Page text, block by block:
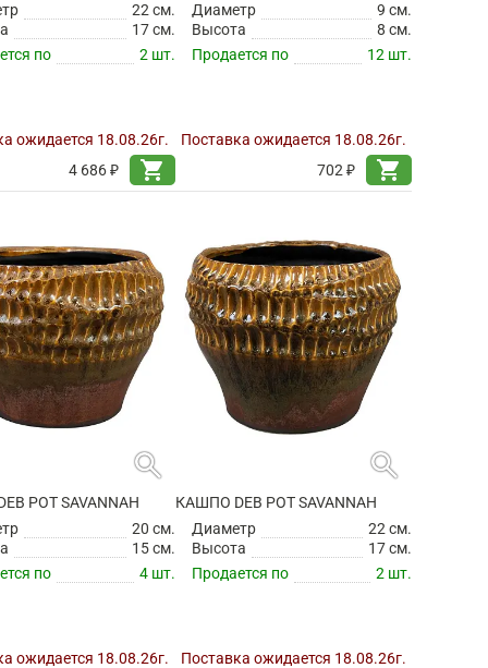
22 см.
17 см.
по
2 шт.
ожидается 18.08.26г.
4 686 ₽
shopping_cart
Диаметр
9 см.
Высота
8 см.
Продается по
12 шт.
Поставка ожидается 18.08.26г.
702 ₽
shopping_cart
search
POT SAVANNAH
20 см.
15 см.
по
4 шт.
ожидается 18.08.26г.
search
КАШПО DEB POT SAVANNAH
Диаметр
22 см.
Высота
17 см.
Продается по
2 шт.
Поставка ожидается 18.08.26г.